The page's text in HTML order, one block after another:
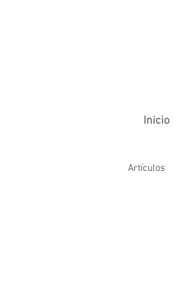
Inicio
Artículos
La